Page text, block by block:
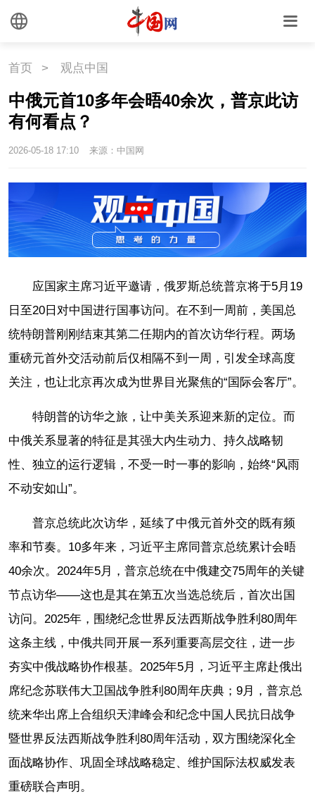
首页 > 观点中国
中俄元首10多年会晤40余次，普京此访
有何看点？
2026-05-18 17:10 来源：中国网
应国家主席习近平邀请，俄罗斯总统普京将于5月19
日至20日对中国进行国事访问。在不到一周前，美国总
统特朗普刚刚结束其第二任期内的首次访华行程。两场
重磅元首外交活动前后仅相隔不到一周，引发全球高度
关注，也让北京再次成为世界目光聚焦的“国际会客厅”。
特朗普的访华之旅，让中美关系迎来新的定位。而
中俄关系显著的特征是其强大内生动力、持久战略韧
性、独立的运行逻辑，不受一时一事的影响，始终“风雨
不动安如山”。
普京总统此次访华，延续了中俄元首外交的既有频
率和节奏。10多年来，习近平主席同普京总统累计会晤
40余次。2024年5月，普京总统在中俄建交75周年的关键
节点访华——这也是其在第五次当选总统后，首次出国
访问。2025年，围绕纪念世界反法西斯战争胜利80周年
这条主线，中俄共同开展一系列重要高层交往，进一步
夯实中俄战略协作根基。2025年5月，习近平主席赴俄出
席纪念苏联伟大卫国战争胜利80周年庆典；9月，普京总
统来华出席上合组织天津峰会和纪念中国人民抗日战争
暨世界反法西斯战争胜利80周年活动，双方围绕深化全
面战略协作、巩固全球战略稳定、维护国际法权威发表
重磅联合声明。